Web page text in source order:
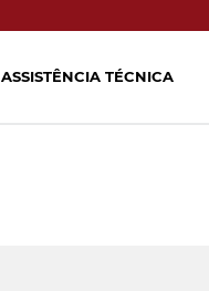
ASSISTÊNCIA TÉCNICA